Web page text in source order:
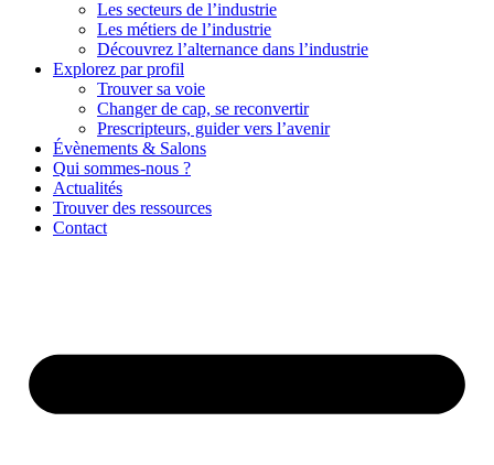
Les secteurs de l’industrie
Les métiers de l’industrie
Découvrez l’alternance dans l’industrie
Explorez par profil
Trouver sa voie
Changer de cap, se reconvertir
Prescripteurs, guider vers l’avenir
Évènements & Salons
Qui sommes-nous ?
Actualités
Trouver des ressources
Contact